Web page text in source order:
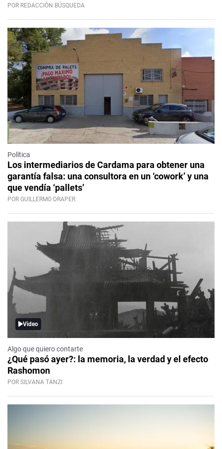
POR REDACCIÓN BÚSQUEDA
Política
Los intermediarios de Cardama para obtener una
garantía falsa: una consultora en un ‘cowork’ y una
que vendía ‘pallets’
POR GUILLERMO DRAPER
Video
Algo que quiero contarte
¿Qué pasó ayer?: la memoria, la verdad y el efecto
Rashomon
POR SILVANA TANZI